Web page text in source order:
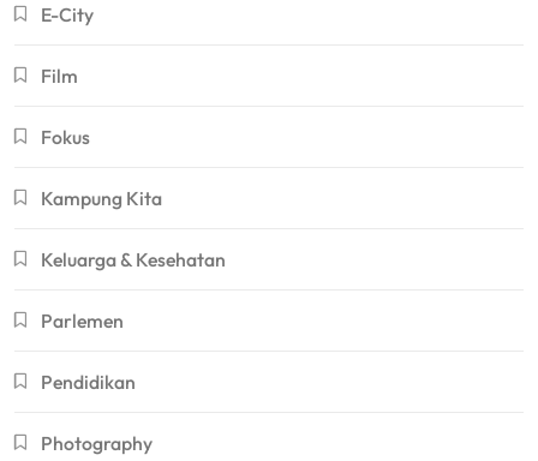
E-City
Film
Fokus
Kampung Kita
Keluarga & Kesehatan
Parlemen
Pendidikan
Photography